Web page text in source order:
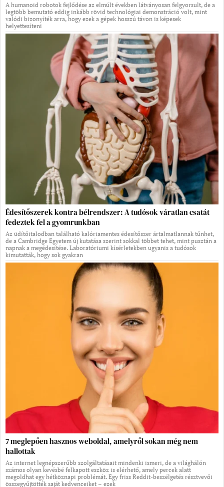
A humanoid robotok fejlődése az elmúlt években látványosan felgyorsult, de a
legtöbb bemutató eddig inkább rövid technológiai demonstráció volt, mint
valódi bizonyíték arra, hogy ezek a gépek hosszú távon is képesek
helyettesíteni
Édesítőszerek kontra bélrendszer: A tudósok váratlan csatát
fedeztek fel a gyomrunkban
Az üdítőitalodban található kalóriamentes édesítőszer ártalmatlannak tűnhet,
de a Cambridge Egyetem új kutatása szerint sokkal többet tehet, mint pusztán a
napnak a megédesítése. Laboratóriumi kísérletekben ugyanis a tudósok
kimutatták, hogy sok gyakran
7 meglepően hasznos weboldal, amelyről sokan még nem
hallottak
Az internet legnépszerűbb szolgáltatásait mindenki ismeri, de a világhálón
számos olyan kevésbé felkapott eszköz is elérhető, amely percek alatt
megoldhat egy hétköznapi problémát. Egy friss Reddit-beszélgetés résztvevői
összegyűjtötték saját kedvenceiket – ezek